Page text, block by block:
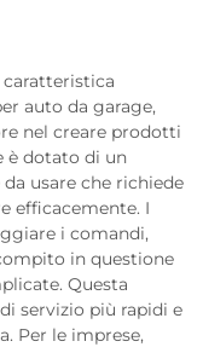
auto da garage,
nel creare prodotti
è dotato di un
usare che richiede
efficacemente. I
i comandi,
in questione
Questa
servizio più rapidi e
Per le imprese,